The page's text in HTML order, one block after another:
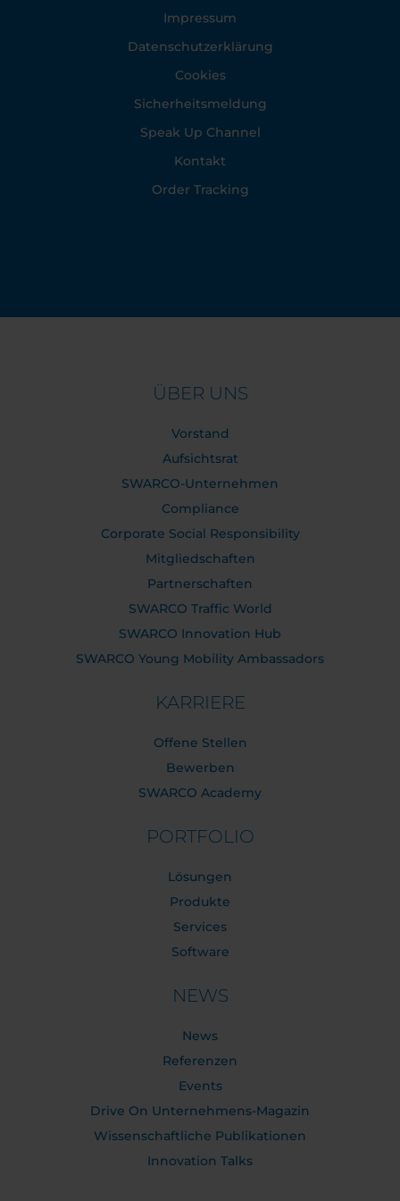
Impressum
Datenschutzerklärung
Cookies
Sicherheitsmeldung
Speak Up Channel
Kontakt
Order Tracking
ÜBER UNS
Vorstand
Aufsichtsrat
SWARCO-Unternehmen
Compliance
Corporate Social Responsibility
Mitgliedschaften
Partnerschaften
SWARCO Traffic World
SWARCO Innovation Hub
SWARCO Young Mobility Ambassadors
KARRIERE
Offene Stellen
Bewerben
SWARCO Academy
PORTFOLIO
Lösungen
Produkte
Services
Software
NEWS
News
Referenzen
Events
Drive On Unternehmens-Magazin
Wissenschaftliche Publikationen
Innovation Talks